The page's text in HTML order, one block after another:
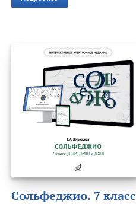
Сольфеджио. 7 класс